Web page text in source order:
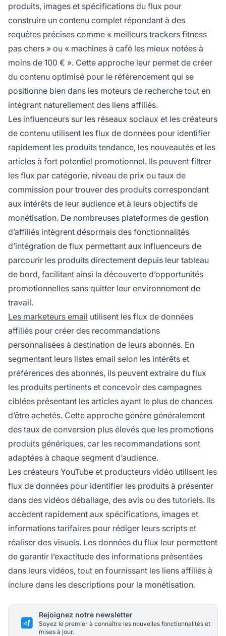
produits, images et spécifications du flux pour
construire un contenu complet répondant à des
requêtes précises comme « meilleurs trackers fitness
pas chers » ou « machines à café les mieux notées à
moins de 100 € ». Cette approche leur permet de créer
du contenu optimisé pour le référencement qui se
positionne bien dans les moteurs de recherche tout en
intégrant naturellement des liens affiliés.
Les influenceurs sur les réseaux sociaux et les créateurs
de contenu utilisent les flux de données pour identifier
rapidement les produits tendance, les nouveautés et les
articles à fort potentiel promotionnel. Ils peuvent filtrer
les flux par catégorie, niveau de prix ou taux de
commission pour trouver des produits correspondant
aux intérêts de leur audience et à leurs objectifs de
monétisation. De nombreuses plateformes de gestion
d’affiliés intègrent désormais des fonctionnalités
d’intégration de flux permettant aux influenceurs de
parcourir les produits directement depuis leur tableau
de bord, facilitant ainsi la découverte d’opportunités
promotionnelles sans quitter leur environnement de
travail.
Les marketeurs email utilisent les flux de données
affiliés pour créer des recommandations
personnalisées à destination de leurs abonnés. En
segmentant leurs listes email selon les intérêts et
préférences des abonnés, ils peuvent extraire du flux
les produits pertinents et concevoir des campagnes
ciblées présentant les articles ayant le plus de chances
d’être achetés. Cette approche génère généralement
des taux de conversion plus élevés que les promotions
produits génériques, car les recommandations sont
adaptées à chaque segment d’audience.
Les créateurs YouTube et producteurs vidéo utilisent les
flux de données pour identifier les produits à présenter
dans des vidéos déballage, des avis ou des tutoriels. Ils
accèdent rapidement aux spécifications, images et
informations tarifaires pour rédiger leurs scripts et
réaliser des visuels. Les données du flux leur permettent
de garantir l’exactitude des informations présentées
dans leurs vidéos, tout en fournissant les liens affiliés à
inclure dans les descriptions pour la monétisation.
Rejoignez notre newsletter
Soyez le premier à connaître les nouvelles fonctionnalités et
mises à jour.